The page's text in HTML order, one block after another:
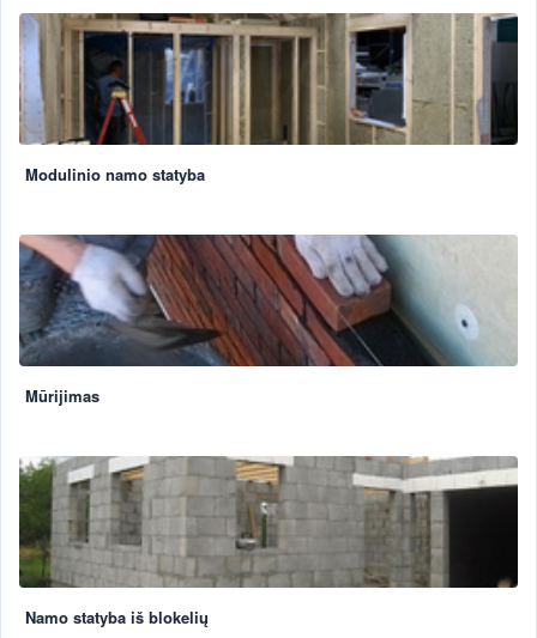
Modulinio namo statyba
Mūrijimas
Namo statyba iš blokelių